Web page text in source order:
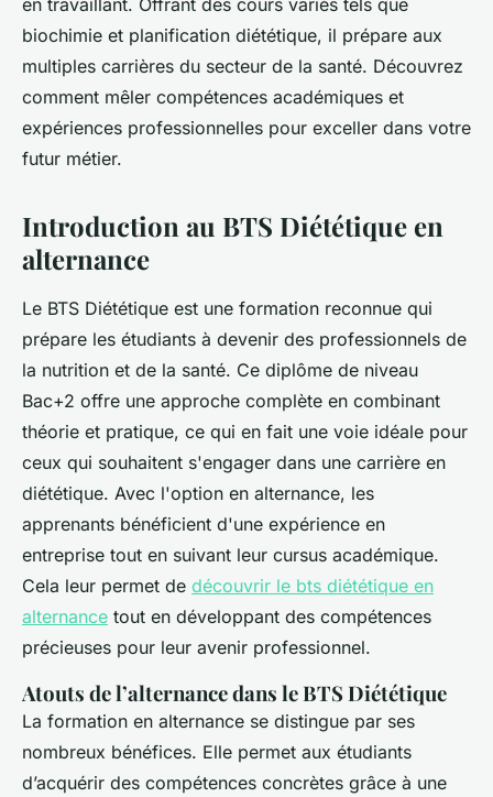
en travaillant. Offrant des cours variés tels que
biochimie et planification diététique, il prépare aux
multiples carrières du secteur de la santé. Découvrez
comment mêler compétences académiques et
expériences professionnelles pour exceller dans votre
futur métier.
Introduction au BTS Diététique en
alternance
Le BTS Diététique est une formation reconnue qui
prépare les étudiants à devenir des professionnels de
la nutrition et de la santé. Ce diplôme de niveau
Bac+2 offre une approche complète en combinant
théorie et pratique, ce qui en fait une voie idéale pour
ceux qui souhaitent s'engager dans une carrière en
diététique. Avec l'option en alternance, les
apprenants bénéficient d'une expérience en
entreprise tout en suivant leur cursus académique.
Cela leur permet de découvrir le bts diététique en
alternance tout en développant des compétences
précieuses pour leur avenir professionnel.
Atouts de l’alternance dans le BTS Diététique
La formation en alternance se distingue par ses
nombreux bénéfices. Elle permet aux étudiants
d’acquérir des compétences concrètes grâce à une